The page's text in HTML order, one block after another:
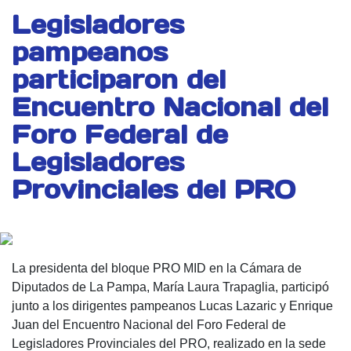
Legisladores
pampeanos
participaron del
Encuentro Nacional del
Foro Federal de
Legisladores
Provinciales del PRO
La presidenta del bloque PRO MID en la Cámara de
Diputados de La Pampa, María Laura Trapaglia, participó
junto a los dirigentes pampeanos Lucas Lazaric y Enrique
Juan del Encuentro Nacional del Foro Federal de
Legisladores Provinciales del PRO, realizado en la sede